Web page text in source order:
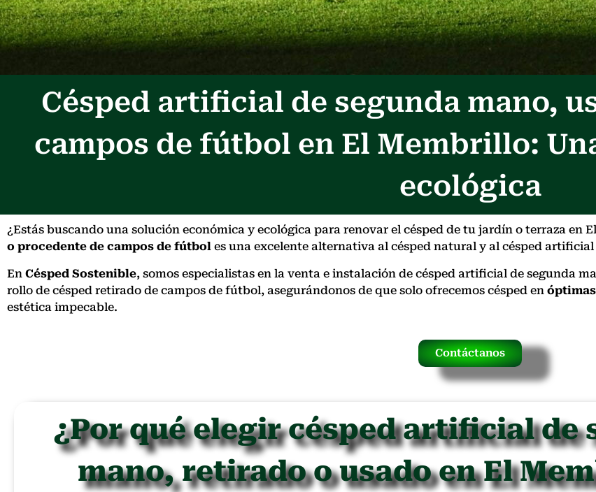
Césped artificial de segunda mano,
campos de fútbol en El Membrillo:
ecológica
¿Estás buscando una solución económica y ecológica para renovar el césped de tu jardín o terraza en
o procedente de campos de fútbol es una excelente alternativa al césped natural y al césped artificial
En Césped Sostenible, somos especialistas en la venta e instalación de césped artificial de segunda
rollo de césped retirado de campos de fútbol, asegurándonos de que solo ofrecemos césped en
estética impecable.
Contáctanos
¿Por qué elegir césped artificial de
mano, retirado o usado en El